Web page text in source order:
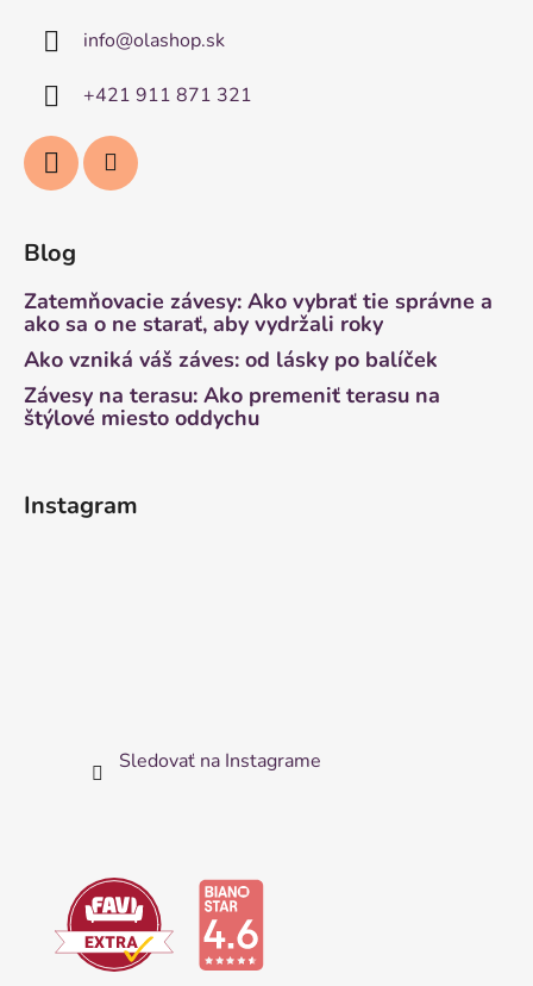
info@olashop.sk
+421 911 871 321
Blog
Zatemňovacie závesy: Ako vybrať tie správne a
ako sa o ne starať, aby vydržali roky
Ako vzniká váš záves: od lásky po balíček
Závesy na terasu: Ako premeniť terasu na
štýlové miesto oddychu
Instagram
Sledovať na Instagrame